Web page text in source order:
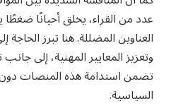
عدد من القراء، يخلق أحيانًا
العناوين المضللة. هنا تبرز
وتعزيز المعايير المهنية، إلى
تضمن استدامة هذه المنصات دون
السياسية.